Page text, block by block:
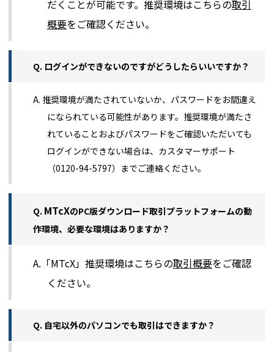
だくことが可能です。推奨環境はこちらの取引
概要をご確認ください。
Q. ログインができないのですがどうしたらいいですか？
A. 推奨環境が満たされていないか、パスワードをお間違え
になられている可能性があります。推奨環境が満たさ
れていることおよびパスワードをご確認いただいても
ログインができない場合は、カスタマーサポート
（0120-94-5797）までご連絡ください。
Q. MTcXのPC版ダウンロード取引プラットフォームの動
作環境、必要な環境はありますか？
A.「MTcX」推奨環境はこちらの取引概要をご確認
ください。
Q. 自宅以外のパソコンでも取引はできますか？